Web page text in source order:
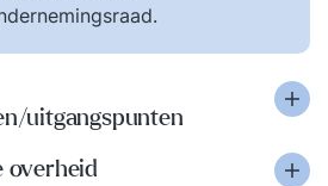
uitgangspunten
overheid